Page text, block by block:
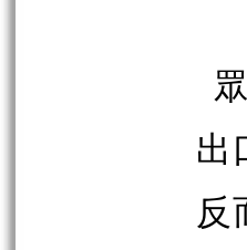
出
反